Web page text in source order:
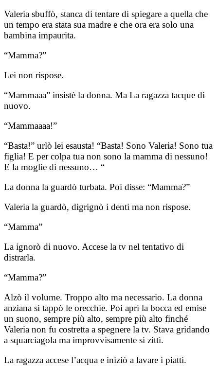
Valeria sbuffò, stanca di tentare di spiegare a quella che
un tempo era stata sua madre e che ora era solo una
bambina impaurita.
“Mamma?”
Lei non rispose.
“Mammaaa” insistè la donna. Ma La ragazza tacque di
nuovo.
“Mammaaaa!”
“Basta!” urlò lei esausta! “Basta! Sono Valeria! Sono tua
figlia! E per colpa tua non sono la mamma di nessuno!
E la moglie di nessuno… “
La donna la guardò turbata. Poi disse: “Mamma?”
Valeria la guardò, digrignò i denti ma non rispose.
“Mamma”
La ignorò di nuovo. Accese la tv nel tentativo di
distrarla.
“Mamma?”
Alzò il volume. Troppo alto ma necessario. La donna
anziana si tappò le orecchie. Poi aprì la bocca ed emise
un suono, sempre più alto, sempre più alto finché
Valeria non fu costretta a spegnere la tv. Stava gridando
a squarciagola ma improvvisamente si zittì.
La ragazza accese l’acqua e iniziò a lavare i piatti.